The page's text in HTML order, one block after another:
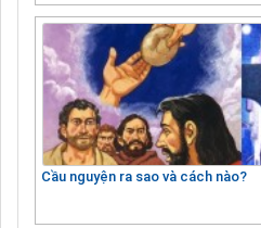
Cầu nguyện ra sao và cách nào?